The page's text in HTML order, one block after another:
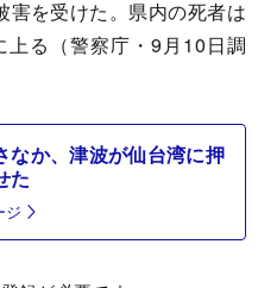
害を受けた。県内の死者は
る（警察庁・9月10日調
なか、津波が仙台湾に押
た
ジ